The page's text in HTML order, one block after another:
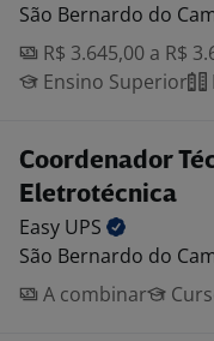
São Bernardo do
R$ 3.645,00 a R$
Ensino Superior
Coordenador
Eletrotécnica
Easy UPS
São Bernardo do
A combinar